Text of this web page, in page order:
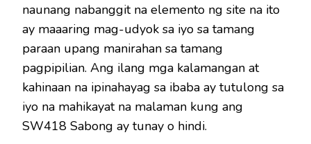
naunang nabanggit na elemento ng site na ito
ay maaaring mag-udyok sa iyo sa tamang
paraan upang manirahan sa tamang
pagpipilian. Ang ilang mga kalamangan at
kahinaan na ipinahayag sa ibaba ay tutulong sa
iyo na mahikayat na malaman kung ang
SW418 Sabong ay tunay o hindi.